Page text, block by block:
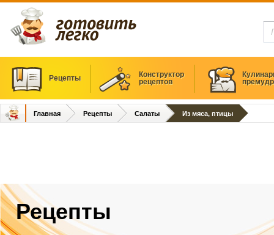
Рецепты
Конструктор
рецептов
Главная Рецепты Салаты Из мяса, птицы
Рецепты